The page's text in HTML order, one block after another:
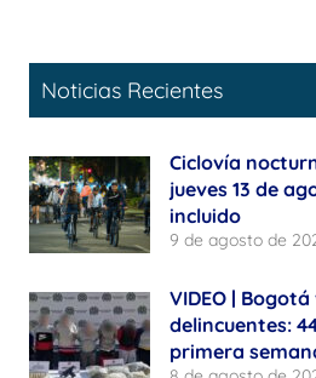
Noticias Recientes
Ciclovía
jueves 13 de
incluido
9 de agosto de
VIDEO |
delincuentes:
primera